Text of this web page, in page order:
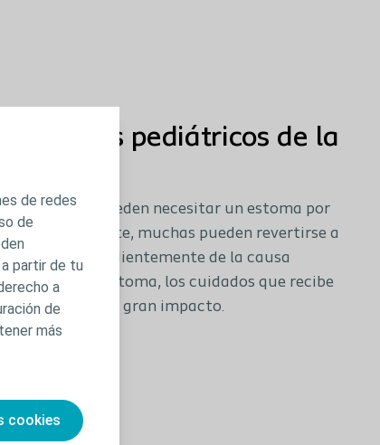
de redes
de
partir de tu
a
de
más
cookies
cuidados pediátricos de la
pequeños pueden necesitar un estoma por
Afortunadamente, muchas pueden revertirse a
crece. Independientemente de la causa
duración del estoma, los cuidados que recibe
tener un gran impacto.